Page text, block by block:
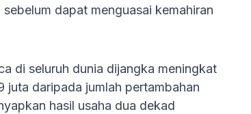
dapat menguasai kemahiran
di seluruh dunia dijangka meningkat
daripada jumlah pertambahan
hasil usaha dua dekad